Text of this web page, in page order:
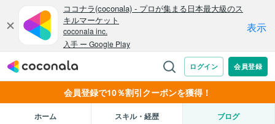
会員登録で10％割引クーポンを獲得！
ホーム スキル・経歴 ブログ